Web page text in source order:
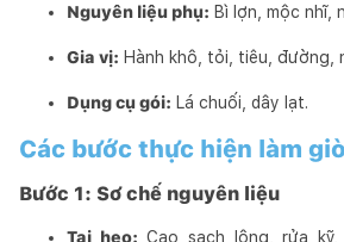
Nguyên liệu phụ: Bì lợn, mộc nhĩ,
Gia vị: Hành khô, tỏi, tiêu, đường,
Dụng cụ gói: Lá chuối, dây lạt.
Các bước thực hiện làm
Bước 1: Sơ chế nguyên liệu
Tai heo: Cạo sạch lông, rửa